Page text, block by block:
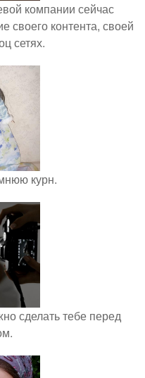
компании сейчас
своего контента, своей
сетях.
курн.
сделать тебе перед